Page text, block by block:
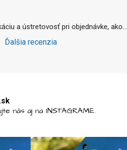
a ústretovosť pri objednávke, ako...
Ďalšia recenzia
nás aj na INSTAGRAME.